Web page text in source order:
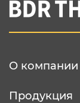
Вы
О компании
Продукция